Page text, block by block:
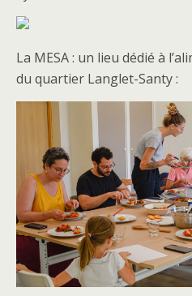
La MESA : un lieu dédié à
du quartier Langlet-Santy :